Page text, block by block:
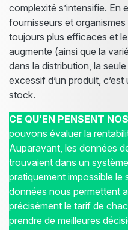
complexité s’intensifie. En
fournisseurs et
toujours plus efficaces et
augmente (ainsi que la
dans la distribution, la
excessif d’un produit,
stock.
CE QU’EN PENSENT
pouvons évaluer la
Auparavant, les données
trouvaient dans un
pratiquement impossible le
données nous permettent
précisément le tarif de
prendre de meilleures